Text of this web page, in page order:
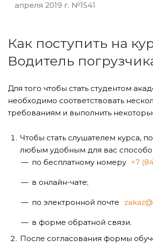
апреля 2019 г. №1541
Как поступить на
Водитель
Для того чтобы стать студентом
необходимо соответствовать
требованиям и выполнить
Чтобы стать слушателем курса,
любым удобным для вас
по бесплатному номеру +7
в онлайн-чате;
по электронной почте
в форме обратной связи.
После согласования формы